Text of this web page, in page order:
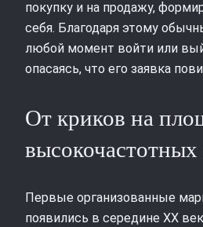
покупку и на продажу,
себя. Благодаря этому
любой момент войти или
опасаясь, что его заявка
От криков на
высокочастотных
Первые организованные
появились в середине XX